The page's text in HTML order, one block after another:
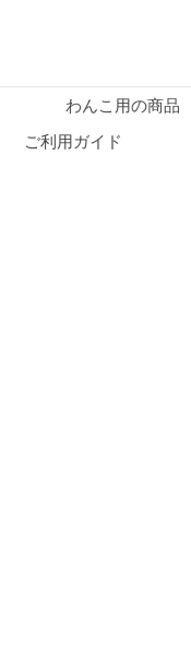
わんこ用の商品
ご利用ガイド